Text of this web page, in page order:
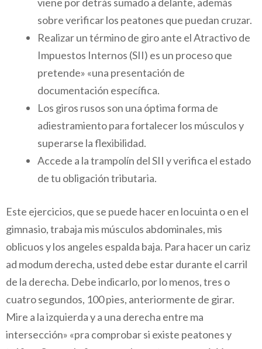
sobre verificar los peatones que puedan cruzar.
Realizar un término de giro ante el Atractivo de
Impuestos Internos (SII) es un proceso que
pretende» «una presentación de
documentación específica.
Los giros rusos son una óptima forma de
adiestramiento para fortalecer los músculos y
superarse la flexibilidad.
Accede a la trampolín del SII y verifica el estado
de tu obligación tributaria.
Este ejercicios, que se puede hacer en locuinta o en el
gimnasio, trabaja mis músculos abdominales, mis
oblicuos y los angeles espalda baja. Para hacer un cariz
ad modum derecha, usted debe estar durante el carril
de la derecha. Debe indicarlo, por lo menos, tres o
cuatro segundos, 100 pies, anteriormente de girar.
Mire a la izquierda y a una derecha entre ma
intersección» «pra comprobar si existe peatones y